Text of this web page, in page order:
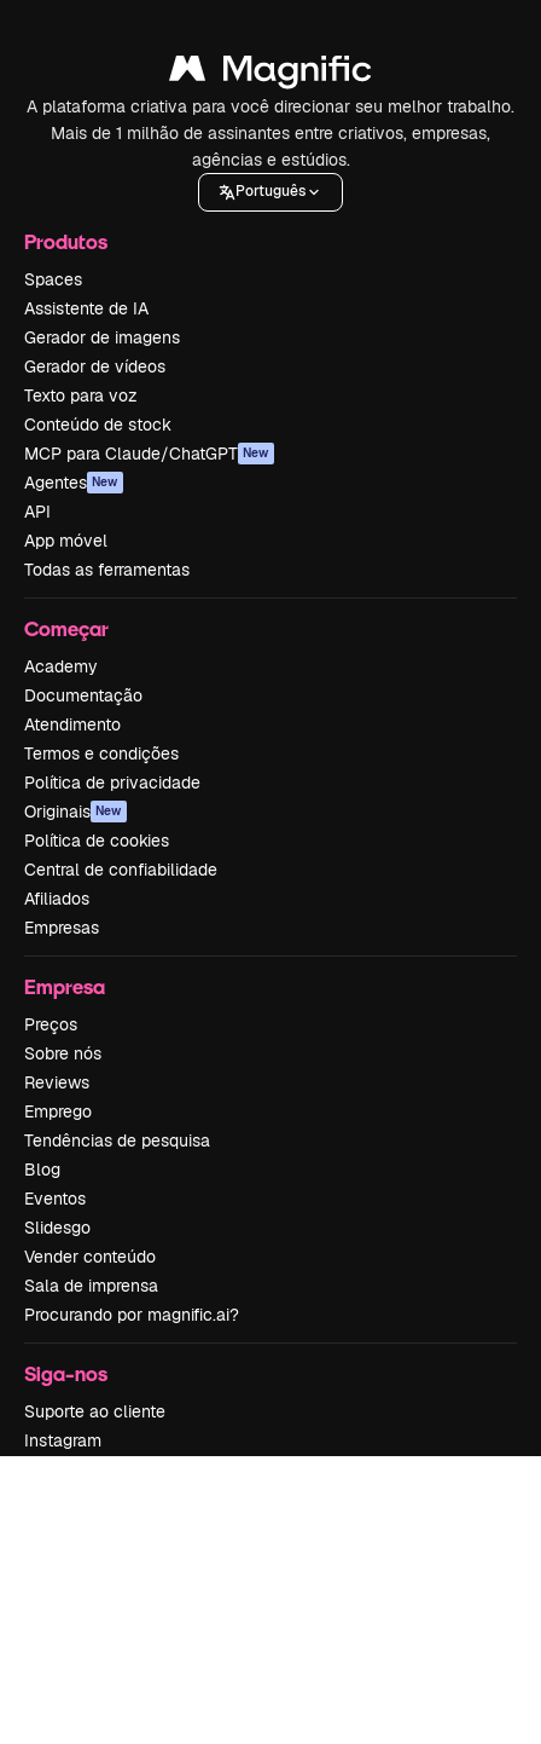
A plataforma criativa para você direcionar seu melhor trabalho.
Mais de 1 milhão de assinantes entre criativos, empresas,
agências e estúdios.
Português
Produtos
Spaces
Assistente de IA
Gerador de imagens
Gerador de vídeos
Texto para voz
Conteúdo de stock
MCP para Claude/ChatGPT New
Agentes New
API
App móvel
Todas as ferramentas
Começar
Academy
Documentação
Atendimento
Termos e condições
Política de privacidade
Originais New
Política de cookies
Central de confiabilidade
Afiliados
Empresas
Empresa
Preços
Sobre nós
Reviews
Emprego
Tendências de pesquisa
Blog
Eventos
Slidesgo
Vender conteúdo
Sala de imprensa
Procurando por magnific.ai?
Siga-nos
Suporte ao cliente
Instagram